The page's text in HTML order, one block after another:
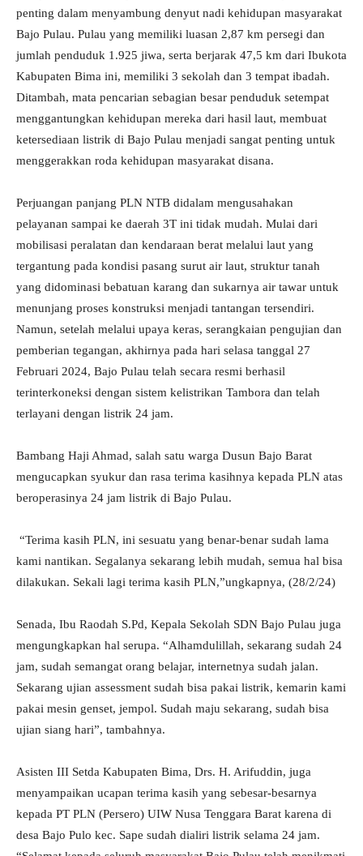
penting dalam menyambung denyut nadi kehidupan masyarakat
Bajo Pulau. Pulau yang memiliki luasan 2,87 km persegi dan
jumlah penduduk 1.925 jiwa, serta berjarak 47,5 km dari Ibukota
Kabupaten Bima ini, memiliki 3 sekolah dan 3 tempat ibadah.
Ditambah, mata pencarian sebagian besar penduduk setempat
menggantungkan kehidupan mereka dari hasil laut, membuat
ketersediaan listrik di Bajo Pulau menjadi sangat penting untuk
menggerakkan roda kehidupan masyarakat disana.
Perjuangan panjang PLN NTB didalam mengusahakan
pelayanan sampai ke daerah 3T ini tidak mudah. Mulai dari
mobilisasi peralatan dan kendaraan berat melalui laut yang
tergantung pada kondisi pasang surut air laut, struktur tanah
yang didominasi bebatuan karang dan sukarnya air tawar untuk
menunjang proses konstruksi menjadi tantangan tersendiri.
Namun, setelah melalui upaya keras, serangkaian pengujian dan
pemberian tegangan, akhirnya pada hari selasa tanggal 27
Februari 2024, Bajo Pulau telah secara resmi berhasil
terinterkoneksi dengan sistem kelistrikan Tambora dan telah
terlayani dengan listrik 24 jam.
Bambang Haji Ahmad, salah satu warga Dusun Bajo Barat
mengucapkan syukur dan rasa terima kasihnya kepada PLN atas
beroperasinya 24 jam listrik di Bajo Pulau.
“Terima kasih PLN, ini sesuatu yang benar-benar sudah lama
kami nantikan. Segalanya sekarang lebih mudah, semua hal bisa
dilakukan. Sekali lagi terima kasih PLN,”ungkapnya, (28/2/24)
Senada, Ibu Raodah S.Pd, Kepala Sekolah SDN Bajo Pulau juga
mengungkapkan hal serupa. “Alhamdulillah, sekarang sudah 24
jam, sudah semangat orang belajar, internetnya sudah jalan.
Sekarang ujian assessment sudah bisa pakai listrik, kemarin kami
pakai mesin genset, jempol. Sudah maju sekarang, sudah bisa
ujian siang hari”, tambahnya.
Asisten III Setda Kabupaten Bima, Drs. H. Arifuddin, juga
menyampaikan ucapan terima kasih yang sebesar-besarnya
kepada PT PLN (Persero) UIW Nusa Tenggara Barat karena di
desa Bajo Pulo kec. Sape sudah dialiri listrik selama 24 jam.